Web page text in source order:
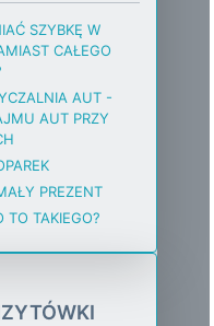
SZYBKĘ W
CAŁEGO
AUT -
AUT PRZY
PREZENT
TAKIEGO?